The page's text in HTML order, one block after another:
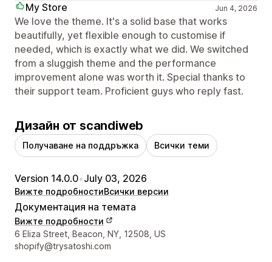
My Store
Jun 4, 2026
We love the theme. It's a solid base that works
beautifully, yet flexible enough to customise if
needed, which is exactly what we did. We switched
from a sluggish theme and the performance
improvement alone was worth it. Special thanks to
their support team. Proficient guys who reply fast.
Дизайн от scandiweb
Получаване на поддръжка Всички теми
Version 14.0.0•July 03, 2026
Вижте подробностиВсички версии
Документация на темата
Вижте подробности
Данни за връзка с дизайнера
6 Eliza Street, Beacon, NY, 12508, US
shopify@trysatoshi.com